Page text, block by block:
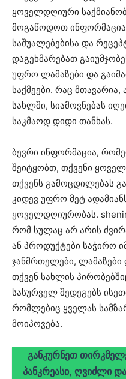
ყოველდღიური
მოგაწოდოთ
საშუალებებისა და
დაგეხმარებათ
უფრო ლამაზები და
საქმეები. რაც
სახლში, სიამოვნებას
საკმაოდ დიდი თანხას.
ბევრი ინფორმაცია,
შეიტყობთ, თქვენი
თქვენს გამოცდილებას
კიდევ უფრო მეტ
ყოველდღიურობას.
რომ სულაც არ არის
ან პროდუქტები საჭირო
ჯანმრთელები, ლამაზები
თქვენ სახლის
სასურველ შედეგებს
რომლებიც ყველას
მოიპოვება.
განკურნეთ
პანკრეასი, ღვიძლი